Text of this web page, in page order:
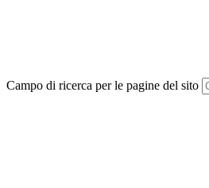
Campo di ricerca per le pagine del sito